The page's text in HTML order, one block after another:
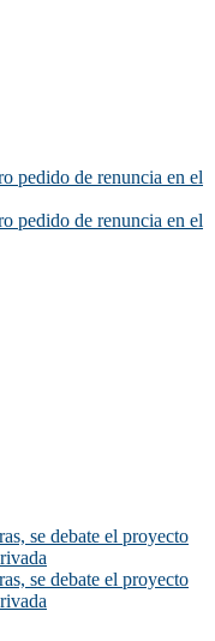
pedido de renuncia en el
pedido de renuncia en el
se debate el proyecto
se debate el proyecto